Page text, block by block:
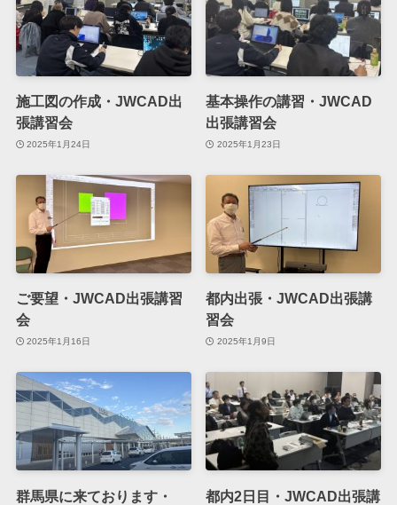
施工図の作成・JWCAD出
張講習会
2025年1月24日
基本操作の講習・JWCAD
出張講習会
2025年1月23日
ご要望・JWCAD出張講習
会
2025年1月16日
都内出張・JWCAD出張講
習会
2025年1月9日
群馬県に来ております・
都内2日目・JWCAD出張講